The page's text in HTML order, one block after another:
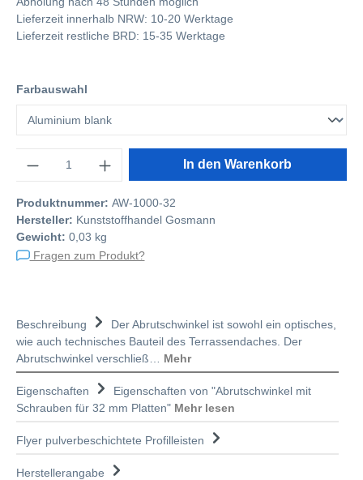
Lieferzeit innerhalb NRW: 10-20 Werktage
Lieferzeit restliche BRD: 15-35 Werktage
Farbauswahl
In den Warenkorb
Produktnummer: AW-1000-32
Hersteller: Kunststoffhandel Gosmann
Gewicht: 0,03 kg
Fragen zum Produkt?
Beschreibung
Der Abrutschwinkel ist sowohl ein optisches,
wie auch technisches Bauteil des Terrassendaches. Der
Abrutschwinkel verschließ… Mehr
Eigenschaften
Eigenschaften von "Abrutschwinkel mit
Schrauben für 32 mm Platten" Mehr lesen
Flyer pulverbeschichtete Profilleisten
Herstellerangabe